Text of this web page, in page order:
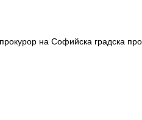
на Софийска градска